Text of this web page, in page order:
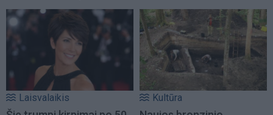
Laisvalaikis Kultūra